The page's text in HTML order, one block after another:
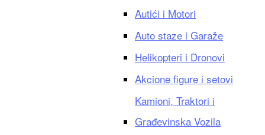
Autići i Motori
Auto staze i Garaže
Helikopteri i Dronovi
Akcione figure i setovi
Kamioni, Traktori i
Građevinska Vozila